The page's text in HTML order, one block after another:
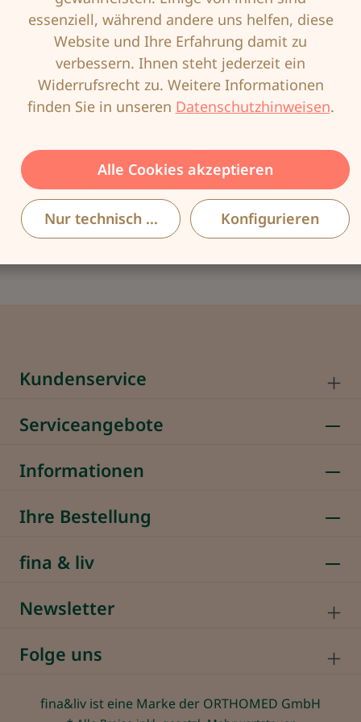
EAN:4026275372105
Beschreibung
und verfügt über einen hohen Baumwollanteil.
Mit weichen, herausnehmbaren So…Mehr
Kundenservice
Serviceangebote
Informationen
Ihre Bestellung
fina & liv
Newsletter
Folge uns
fina&liv ist eine Marke der ORTHOMED GmbH
essenziell, während andere uns helfen, diese
Website und Ihre Erfahrung damit zu
verbessern. Ihnen steht jederzeit ein
Widerrufsrecht zu. Weitere Informationen
finden Sie in unseren Datenschutzhinweisen.
Alle Cookies akzeptieren
Nur technisch notwendigeKonfigurieren